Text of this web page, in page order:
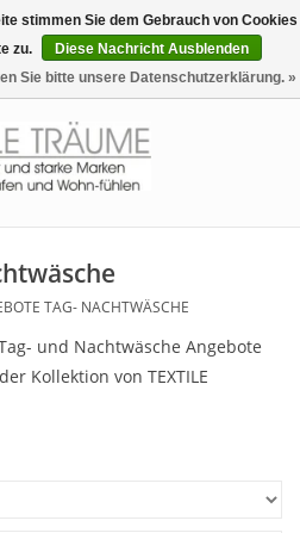
0 Artikel - €0,00
TAG- NACHTWÄSCHE
und Nachtwäsche Angebote
Kollektion von TEXTILE
stimmen Sie dem Gebrauch von Cookies
zu.
Diese Nachricht Ausblenden
Sie bitte unsere Datenschutzerklärung. »